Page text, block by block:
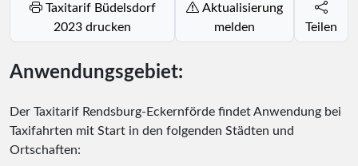
Taxitarif Büdelsdorf
2023 drucken
Aktualisierung
melden
Teilen
Anwendungsgebiet:
Der Taxitarif Rendsburg-Eckernförde findet Anwendung bei
Taxifahrten mit Start in den folgenden Städten und
Ortschaften: